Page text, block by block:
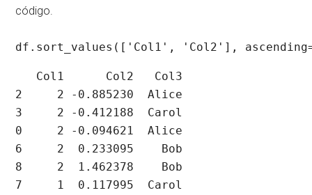
código.
df.sort_values(['Col1', 'Col2'],
2     2 -0.885230  Alice
3     2 -0.412188  Carol
0     2 -0.094621  Alice
6     2  0.233095    Bob
8     2  1.462378    Bob
7     1  0.117995  Carol